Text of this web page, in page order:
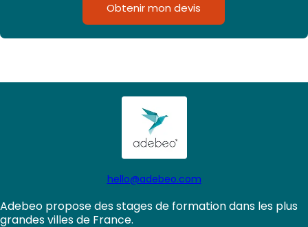
Obtenir mon devis
hello@adebeo.com
Adebeo propose des stages de formation dans les plus
grandes villes de France.